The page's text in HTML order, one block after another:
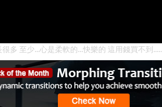
多 至少...心是柔軟的...快樂的 這用錢買不到.....